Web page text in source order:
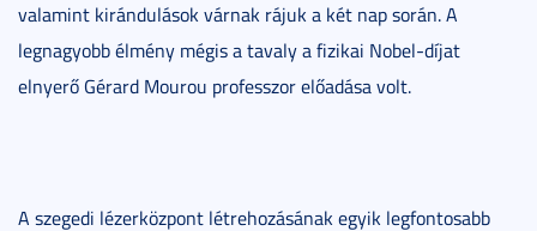
valamint kirándulások várnak rájuk a két nap során. A
legnagyobb élmény mégis a tavaly a fizikai Nobel-díjat
elnyerő Gérard Mourou professzor előadása volt.
A szegedi lézerközpont létrehozásának egyik legfontosabb